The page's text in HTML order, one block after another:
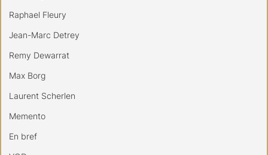
Raphael Fleury
Jean-Marc Detrey
Remy Dewarrat
Max Borg
Laurent Scherlen
Memento
En bref